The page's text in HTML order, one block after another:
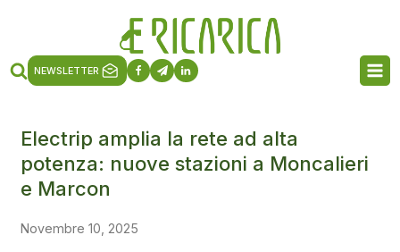
NEWSLETTER
Electrip amplia la rete ad alta
potenza: nuove stazioni a Moncalieri
e Marcon
Novembre 10, 2025